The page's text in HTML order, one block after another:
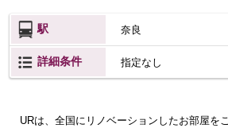
駅 奈良
詳細条件 指定なし
URは、全国にリノベーションしたお部屋を